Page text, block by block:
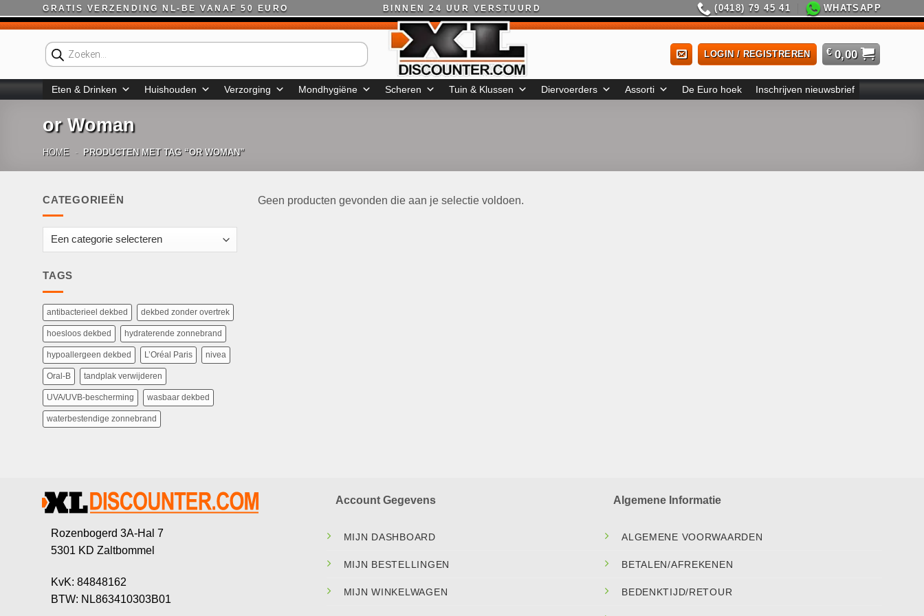
naar
GRATIS VERZENDING NL-BE VANAF 50 EURO BINNEN 24 UUR VERSTUURD (0418) 79 45 41 WHATSAPP
Producten
zoeken
LOGIN / REGISTREREN € 0,00
Eten & Drinken Huishouden Verzorging Mondhygiëne Scheren Tuin & Klussen Diervoerders Assorti De Euro hoek Inschrijven nieuwsbrief
or Woman
HOME - PRODUCTEN MET TAG “OR WOMAN”
CATEGORIEËN
TAGS
antibacterieel dekbed dekbed zonder overtrek
hoesloos dekbed hydraterende zonnebrand
hypoallergeen dekbed L’Oréal Paris nivea
Oral-B tandplak verwijderen
UVA/UVB-bescherming wasbaar dekbed
waterbestendige zonnebrand
Geen producten gevonden die aan je selectie voldoen.
Rozenbogerd 3A-Hal 7
5301 KD Zaltbommel
KvK: 84848162
BTW: NL863410303B01
Account Gegevens
MIJN DASHBOARD
MIJN BESTELLINGEN
MIJN WINKELWAGEN
Algemene Informatie
ALGEMENE VOORWAARDEN
BETALEN/AFREKENEN
BEDENKTIJD/RETOUR